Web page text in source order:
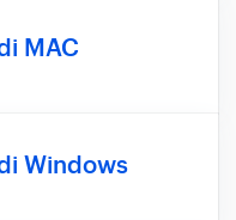
MAC
Windows